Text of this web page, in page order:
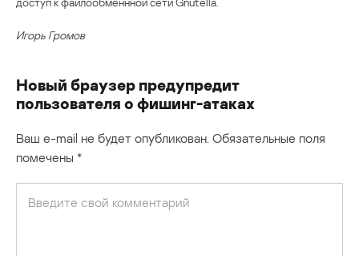
Игорь Громов
Новый браузер предупредит
пользователя о фишинг-атаках
Ваш e-mail не будет опубликован. Обязательные поля
помечены *